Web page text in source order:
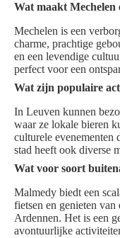
Wat maakt Mechelen
Mechelen is een
charme, prachtige
en een levendige
perfect voor een
Wat zijn populaire
In Leuven kunnen
waar ze lokale bieren
culturele evenementen
stad heeft ook diverse
Wat voor soort
Malmedy biedt een
fietsen en genieten
Ardennen. Het is een
avontuurlijke